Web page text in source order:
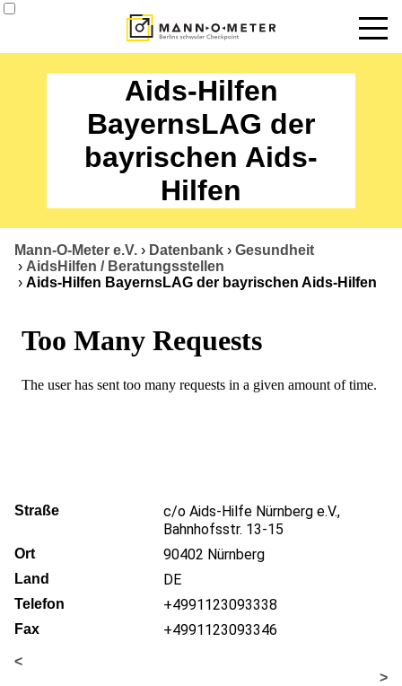
Termine
Angebote
Über uns
Kontakt
Aids-Hilfen
BayernsLAG der
bayrischen Aids-
Hilfen
Mann-O-Meter e.V. › Datenbank › Gesundheit
› AidsHilfen / Beratungsstellen
› Aids-Hilfen BayernsLAG der bayrischen Aids-Hilfen
Straße
c/o Aids-Hilfe Nürnberg e.V.,
Bahnhofsstr. 13-15
Ort 90402 Nürnberg
Land DE
Telefon +4991123093338
Fax +4991123093346
<
>